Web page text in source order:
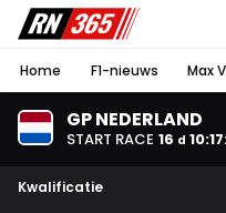
Home F1-nieuws Max
GP NEDERLAND
START RACE 16 d 10:17
Kwalificatie